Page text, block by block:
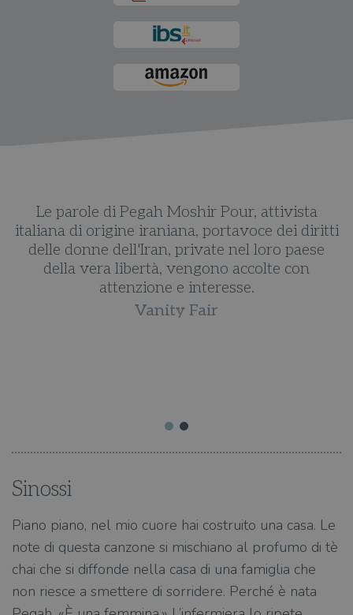
Le parole di Pegah Moshir Pour, attivista
italiana di origine iraniana, portavoce dei diritti
delle donne dell'Iran, private nel loro paese
della vera libertà, vengono accolte con
attenzione e interesse.
Vanity Fair
Sinossi
Piano piano, nel mio cuore hai costruito una casa. Le
note di questa canzone si mischiano al profumo di tè
chai che si diffonde nella casa di una famiglia che
non riesce a smettere di sorridere. Perché è nata